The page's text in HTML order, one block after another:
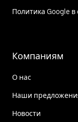
Политика Google
Компаниям
О нас
Наши
Новости